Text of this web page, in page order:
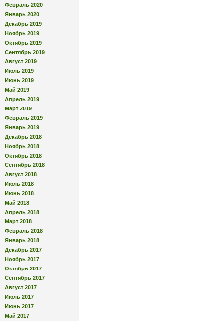
Февраль 2020
Январь 2020
Декабрь 2019
Ноябрь 2019
Октябрь 2019
Сентябрь 2019
Август 2019
Июль 2019
Июнь 2019
Май 2019
Апрель 2019
Март 2019
Февраль 2019
Январь 2019
Декабрь 2018
Ноябрь 2018
Октябрь 2018
Сентябрь 2018
Август 2018
Июль 2018
Июнь 2018
Май 2018
Апрель 2018
Март 2018
Февраль 2018
Январь 2018
Декабрь 2017
Ноябрь 2017
Октябрь 2017
Сентябрь 2017
Август 2017
Июль 2017
Июнь 2017
Май 2017